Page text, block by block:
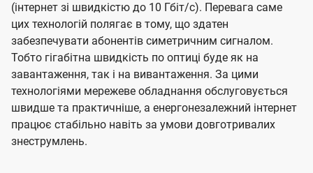
(інтернет зі швидкістю до 10 Гбіт/с). Перевага саме
цих технологій полягає в тому, що здатен
забезпечувати абонентів симетричним сигналом.
Тобто гігабітна швидкість по оптиці буде як на
завантаження, так і на вивантаження. За цими
технологіями мережеве обладнання обслуговується
швидше та практичніше, а енергонезалежний інтернет
працює стабільно навіть за умови довготривалих
знеструмлень.